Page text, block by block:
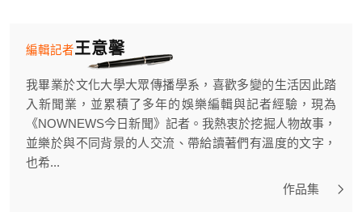
王意馨
編輯記者
我畢業於文化大學大眾傳播學系，喜歡多變的生活因此踏
入新聞業，並累積了多年的娛樂編輯與記者經驗，現為
《NOWNEWS今日新聞》記者。我熱衷於挖掘人物故事，
並樂於與不同背景的人交流、帶給讀著們有溫度的文字，
也希...
作品集